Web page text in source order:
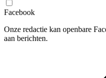
Facebook
Onze redactie kan openbare
aan berichten.